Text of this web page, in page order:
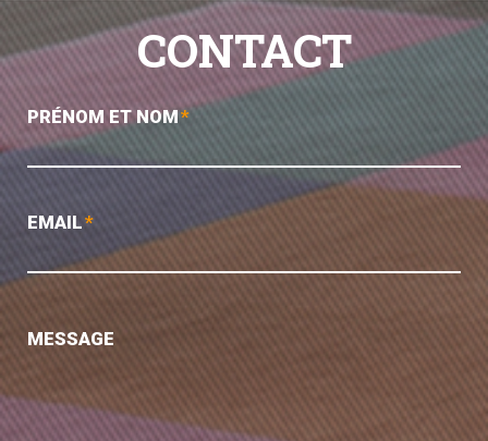
CONTACT
PRÉNOM ET NOM*
EMAIL*
MESSAGE